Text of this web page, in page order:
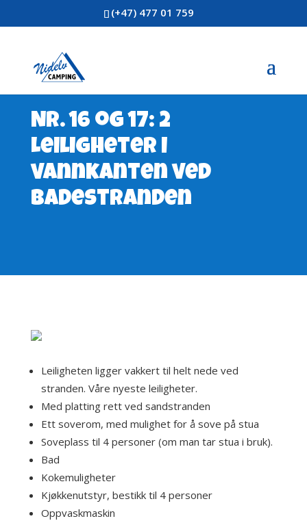
(+47) 477 01 759
Nr. 16 og 17: 2
Leiligheter i
vannkanten ved
badestranden
Leiligheten ligger vakkert til helt nede ved
stranden. Våre nyeste leiligheter.
Med platting rett ved sandstranden
Ett soverom, med mulighet for å sove på stua
Soveplass til 4 personer (om man tar stua i bruk).
Bad
Kokemuligheter
Kjøkkenutstyr, bestikk til 4 personer
Oppvaskmaskin